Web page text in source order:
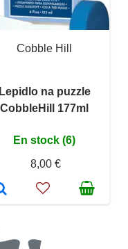
Cobble Hill
Lepidlo na puzzle
CobbleHill 177ml
En stock (6)
8,00 €